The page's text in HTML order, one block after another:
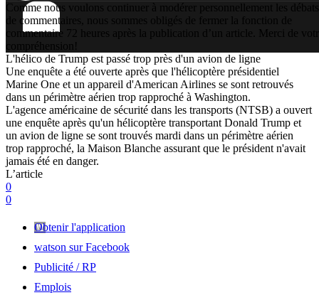
Comme nous voulons continuer à modérer personnellement les débats
de commentaires, nous sommes obligés de fermer la fonction de
commentaire 72 heures après la publication d’un article. Merci de
compréhension!
L'hélico de Trump est passé trop près d'un avion de ligne
Une enquête a été ouverte après que l'hélicoptère présidentiel
Marine One et un appareil d'American Airlines se sont retrouvés
dans un périmètre aérien trop rapproché à Washington.
L'agence américaine de sécurité dans les transports (NTSB) a ouvert
une enquête après qu'un hélicoptère transportant Donald Trump et
un avion de ligne se sont trouvés mardi dans un périmètre aérien
trop rapproché, la Maison Blanche assurant que le président n'avait
jamais été en danger.
L’article
0
0
Obtenir l'application
watson sur Facebook
Publicité / RP
Emplois